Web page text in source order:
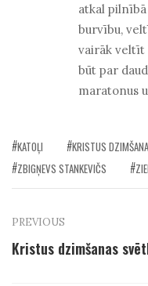
atkal
burvību,
vairāk veltīt
būt par
maratonus
KATOĻI
KRISTUS
ZBIGŅEVS STANKEVIČS
PREVIOUS
Kristus dzimšanas